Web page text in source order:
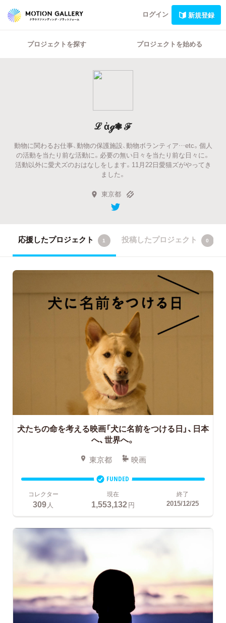
ログイン 新規登録
プロジェクトを探す プロジェクトを始める
ℒ ἀℊ❃ ℱ
動物に関わるお仕事、動物の保護施設、動物ボランティア…etc。個人
の活動を当たり前な活動に。必要の無い日々を当たり前な日々に。
活動以外に愛犬ズのおはなしをします。11月22日愛猫ズがやってき
ました。
東京都
応援したプロジェクト 1 投稿したプロジェクト 0
犬たちの命を考える映画「犬に名前をつける日」、日本
へ、世界へ。
東京都 映画
FUNDED
コレクター
309 人
現在
1,553,132円
終了
2015/12/25